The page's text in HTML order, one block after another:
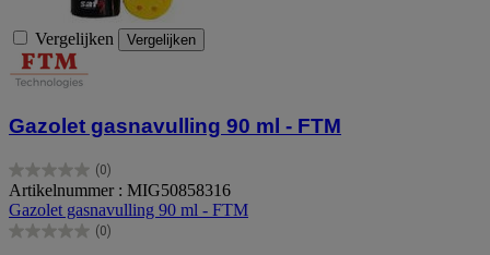
Vergelijken Vergelijken
Gazolet gasnavulling 90 ml - FTM
(0)
0.0
van
de
5
Artikelnummer : MIG50858316
Gazolet gasnavulling 90 ml - FTM
(0)
0.0